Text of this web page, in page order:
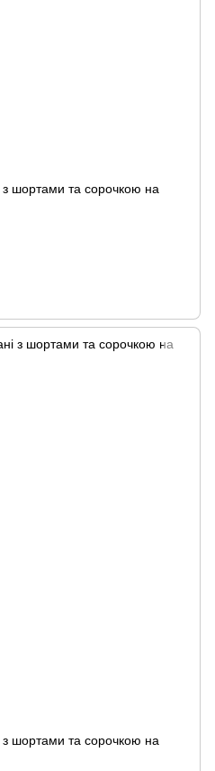
шортами та сорочкою на
шортами та сорочкою на